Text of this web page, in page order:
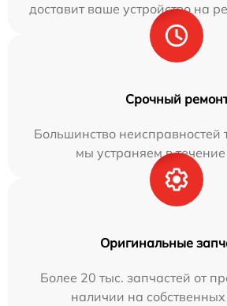
доставит ваше устройство на
Срочный
Большинство неисправностей
мы устраняем в
Оригинальные
Более 20 тыс. запчастей от
наличии на